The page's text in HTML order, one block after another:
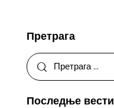
Претрага
Последње вести